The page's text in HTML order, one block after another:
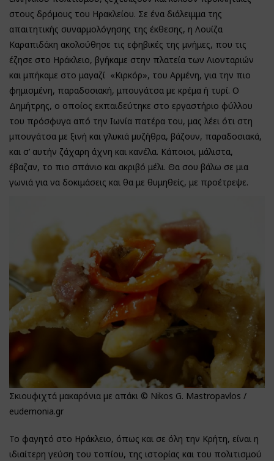
στους δρόμους του Ηρακλείου. Σε ένα διάλειμμα της
απαιτητικής συναρμολόγησης της έκθεσης, η Λουίζα
Καραπιδάκη ακολούθησε τις εφηβικές της μνήμες, που τις
έζησε στο Ηράκλειο, βγήκαμε στην πλατεία των Λιονταριών
και μπήκαμε στο μαγαζί «Κιρκόρ», του Αρμένη, για την πιο
φημισμένη, παραδοσιακή, μπουγάτσα με κρέμα ή τυρί. Ο
Δημήτρης, ο οποίος εκπαιδεύτηκε στο εργαστήριο φύλλου
του πρόσφυγα από την Ιωνία πατέρα του, μας λέει ότι στη
μπουγάτσα με ξινή και γλυκιά μυζήθρα, βάζουν, παραδοσιακά,
και σ’ αυτήν ζάχαρη άχνη και κανέλα. Κάποιοι, μάλιστα,
έβαζαν, το πιο σπάνιο και ακριβό μέλι. Θα σου βάλω σε μια
γωνιά για να δοκιμάσεις και θα με θυμηθείς, με προέτρεψε.
Σκιουφιχτά μακαρόνια με απάκι © Nikos G. Mastropavlos /
eudemonia.gr
Το φαγητό στο Ηράκλειο, όπως και σε όλη την Κρήτη, είναι η
ιδιαίτερη γεύση του τοπίου, της ιστορίας και του πολιτισμού